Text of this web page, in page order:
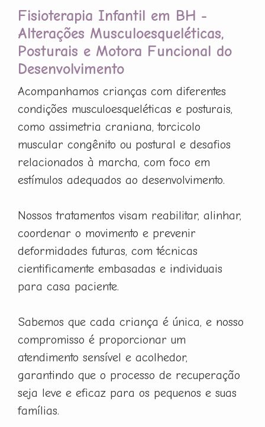
Fisioterapia Infantil em BH -
Alterações Musculoesqueléticas,
Posturais e Motora Funcional do
Desenvolvimento
Acompanhamos crianças com diferentes
condições musculoesqueléticas e posturais,
como assimetria craniana, torcicolo
muscular congênito ou postural e desafios
relacionados à marcha, com foco em
estímulos adequados ao desenvolvimento.
Nossos tratamentos visam reabilitar, alinhar,
coordenar o movimento e prevenir
deformidades futuras, com técnicas
cientificamente embasadas e individuais
para casa paciente.
Sabemos que cada criança é única, e nosso
compromisso é proporcionar um
atendimento sensível e acolhedor,
garantindo que o processo de recuperação
seja leve e eficaz para os pequenos e suas
famílias.